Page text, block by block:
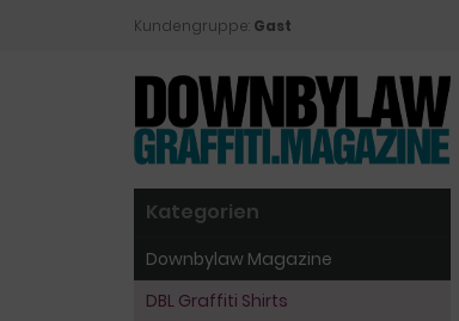
Kundengruppe: Gast
Kategorien
Downbylaw Magazine
DBL Graffiti Shirts